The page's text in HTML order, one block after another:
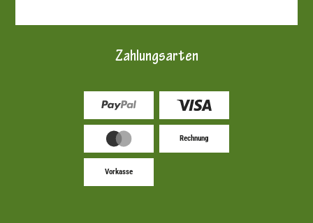
Zahlungsarten
Rechnung
Vorkasse